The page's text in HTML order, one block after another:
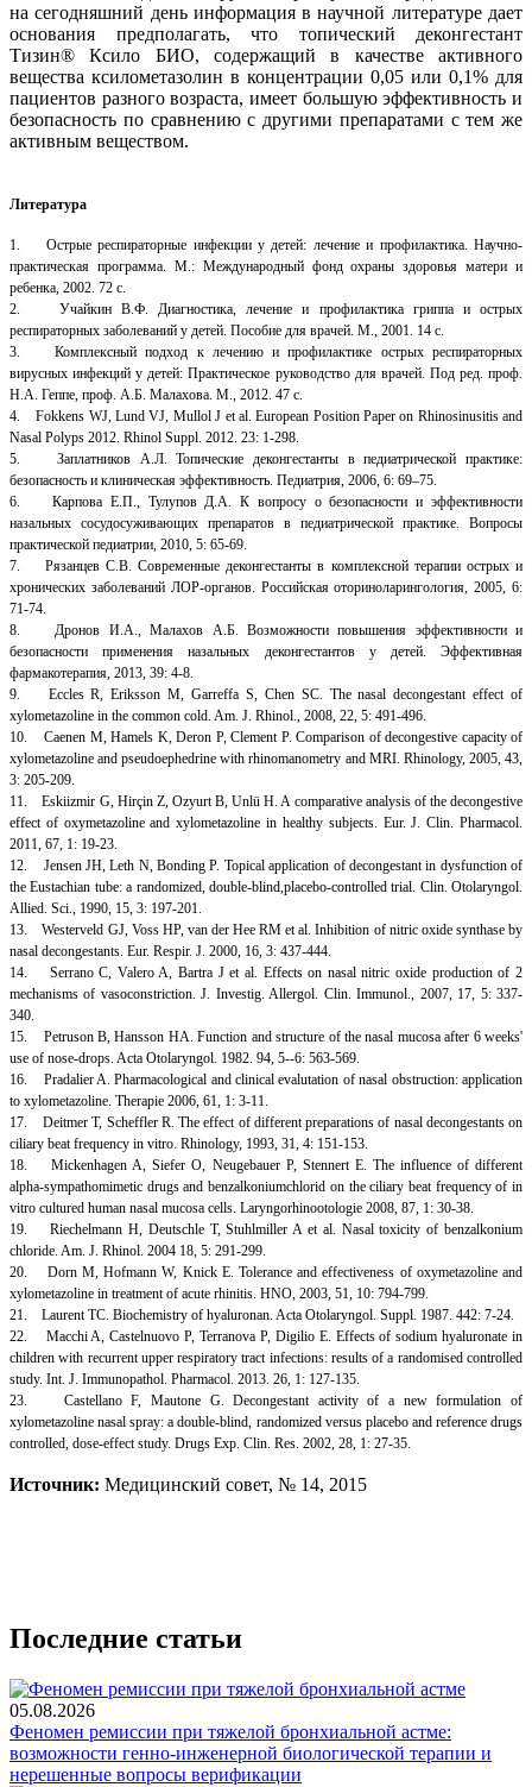
на сегодняшний день информация в научной литературе дает
основания предполагать, что топический деконгестант
Тизин® Ксило БИО, содержащий в качестве активного
вещества ксилометазолин в концентрации 0,05 или 0,1% для
пациентов разного возраста, имеет большую эффективность и
безопасность по сравнению с другими препаратами с тем же
активным веществом.
Литература
1. Острые респираторные инфекции у детей: лечение и профилактика. Научно-
практическая программа. М.: Международный фонд охраны здоровья матери и
ребенка, 2002. 72 с.
2. Учайкин В.Ф. Диагностика, лечение и профилактика гриппа и острых
респираторных заболеваний у детей. Пособие для врачей. М., 2001. 14 с.
3. Комплексный подход к лечению и профилактике острых респираторных
вирусных инфекций у детей: Практическое руководство для врачей. Под ред. проф.
Н.А. Геппе, проф. А.Б. Малахова. М., 2012. 47 с.
4. Fokkens WJ, Lund VJ, Mullol J et al. European Position Paper on Rhinosinusitis and
Nasal Polyps 2012. Rhinol Suppl. 2012. 23: 1-298.
5. Заплатников А.Л. Топические деконгестанты в педиатрической практике:
безопасность и клиническая эффективность. Педиатрия, 2006, 6: 69–75.
6. Карпова Е.П., Тулупов Д.А. К вопросу о безопасности и эффективности
назальных сосудосуживающих препаратов в педиатрической практике. Вопросы
практической педиатрии, 2010, 5: 65-69.
7. Рязанцев С.В. Современные деконгестанты в комплексной терапии острых и
хронических заболеваний ЛОР-органов. Российская оториноларингология, 2005, 6:
71-74.
8. Дронов И.А., Малахов А.Б. Возможности повышения эффективности и
безопасности применения назальных деконгестантов у детей. Эффективная
фармакотерапия, 2013, 39: 4-8.
9. Eccles R, Eriksson M, Garreffa S, Chen SC. The nasal decongestant effect of
xylometazoline in the common cold. Am. J. Rhinol., 2008, 22, 5: 491-496.
10. Caenen M, Hamels K, Deron P, Clement P. Comparison of decongestive capacity of
xylometazoline and pseudoephedrine with rhinomanometry and MRI. Rhinology, 2005, 43,
3: 205-209.
11. Eskiizmir G, Hirçin Z, Ozyurt B, Unlü H. A comparative analysis of the decongestive
effect of oxymetazoline and xylometazoline in healthy subjects. Eur. J. Clin. Pharmacol.
2011, 67, 1: 19-23.
12. Jensen JH, Leth N, Bonding P. Topical application of decongestant in dysfunction of
the Eustachian tube: a randomized, double-blind,placebo-controlled trial. Clin. Otolaryngol.
Allied. Sci., 1990, 15, 3: 197-201.
13. Westerveld GJ, Voss HP, van der Hee RM et al. Inhibition of nitric oxide synthase by
nasal decongestants. Eur. Respir. J. 2000, 16, 3: 437-444.
14. Serrano C, Valero A, Bartra J et al. Effects on nasal nitric oxide production of 2
mechanisms of vasoconstriction. J. Investig. Allergol. Clin. Immunol., 2007, 17, 5: 337-
340.
15. Petruson B, Hansson HA. Function and structure of the nasal mucosa after 6 weeks'
use of nose-drops. Acta Otolaryngol. 1982. 94, 5--6: 563-569.
16. Pradalier A. Pharmacological and clinical evalutation of nasal obstruction: application
to xylometazoline. Therapie 2006, 61, 1: 3-11.
17. Deitmer T, Scheffler R. The effect of different preparations of nasal decongestants on
ciliary beat frequency in vitro. Rhinology, 1993, 31, 4: 151-153.
18. Mickenhagen A, Siefer O, Neugebauer P, Stennert E. The influence of different
alpha-sympathomimetic drugs and benzalkoniumchlorid on the ciliary beat frequency of in
vitro cultured human nasal mucosa cells. Laryngorhinootologie 2008, 87, 1: 30-38.
19. Riechelmann H, Deutschle T, Stuhlmiller A et al. Nasal toxicity of benzalkonium
chloride. Am. J. Rhinol. 2004 18, 5: 291-299.
20. Dorn M, Hofmann W, Knick E. Tolerance and effectiveness of oxymetazoline and
xylometazoline in treatment of acute rhinitis. HNO, 2003, 51, 10: 794-799.
21. Laurent TC. Biochemistry of hyaluronan. Acta Otolaryngol. Suppl. 1987. 442: 7-24.
22. Macchi A, Castelnuovo P, Terranova P, Digilio E. Effects of sodium hyaluronate in
children with recurrent upper respiratory tract infections: results of a randomised controlled
study. Int. J. Immunopathol. Pharmacol. 2013. 26, 1: 127-135.
23. Castellano F, Mautone G. Decongestant activity of a new formulation of
xylometazoline nasal spray: a double-blind, randomized versus placebo and reference drugs
controlled, dose-effect study. Drugs Exp. Clin. Res. 2002, 28, 1: 27-35.
Источник: Медицинский совет, № 14, 2015
Последние статьи
05.08.2026
Феномен ремиссии при тяжелой бронхиальной астме:
возможности генно-инженерной биологической терапии и
нерешенные вопросы верификации